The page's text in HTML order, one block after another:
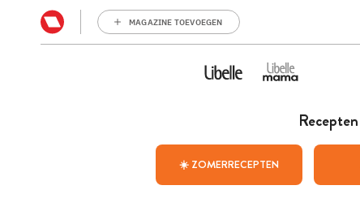
MAGAZINE TOEVOEGEN
Recepten
☀️ ZOMERRECEPTEN